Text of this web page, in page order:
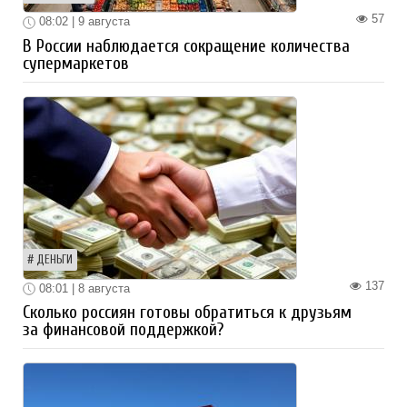
57
08:02 | 9 августа
В России наблюдается сокращение количества
супермаркетов
ДЕНЬГИ
137
08:01 | 8 августа
Сколько россиян готовы обратиться к друзьям
за финансовой поддержкой?